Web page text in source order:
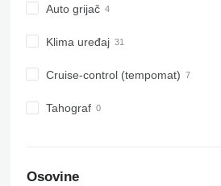
Auto grijač
Klima uređaj
Cruise-control (tempomat)
Tahograf
Osovine